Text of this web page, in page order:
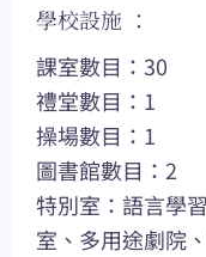
學校設施 ：
課室數目：30
禮堂數目：1
操場數目：1
圖書館數目：2
特別室：語言學
室、多用途劇院